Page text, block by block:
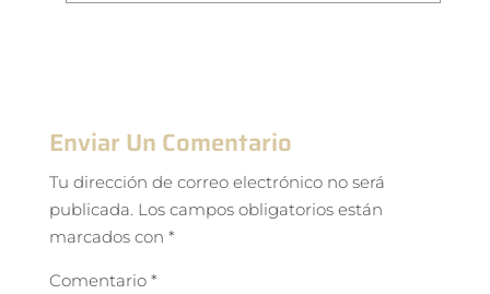
Enviar Un Comentario
Tu dirección de correo electrónico no será
publicada. Los campos obligatorios están
marcados con *
Comentario *